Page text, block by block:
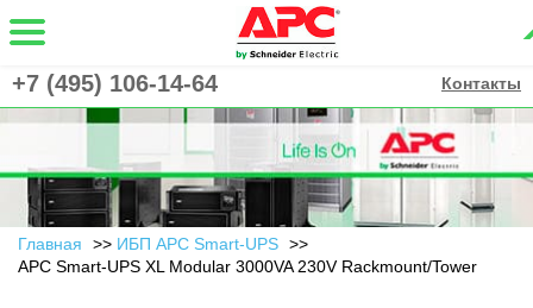
+7 (495) 106-14-64 Контакты
Главная
ИБП APC Smart-UPS
APC Smart-UPS XL Modular 3000VA 230V Rackmount/Tower